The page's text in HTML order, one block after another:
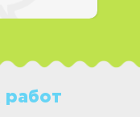
работ